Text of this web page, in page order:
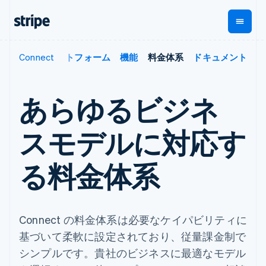
オンライン決
済
Managed
Payments
マーチャント
オブレコード
ソリューショ
ン
Payment links
コーディング
構築済み決済
UI
Elements
柔軟な UI コン
収益
経常収益
Metronome
従量課金
サブスクリ
プション
サブスクリ
プションの
管理
Invoicing
は継続
Tax
消費税と
VAT の自動
計算
Revenue
資金管
Global
Payouts
第三者
への入
金
プラッ
企業規模別
スタートアップ向け
ユースケース別
エージェンティックコマ
ース
E コマース / ECサイト
グローバルビジネス
アプリ内決済
マーケットプレイス
資金管理
プラットフォーム
ドキュメント
ライブラリと SDK
Stripe Apps
ガイド
オンライン決済を受け付
プラットフォームまたは
マーケットプレイスを構
築する
サブスクリプションを管
理
学ぶ
ガイド
サポート
サポートに問い合わせる
管理サポートプラン
会社
Connect
イス プラットフォーム 機能 料金体系 ドキュメント
あらゆるビジネ
スモデルに対応す
る料金体系
Connect の料金体系は必要なケイパビリティに
基づいて柔軟に設定されており、従量課金制で
シンプルです。貴社のビジネスに最適なモデル